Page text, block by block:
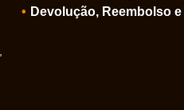
Devolução, Reembolso